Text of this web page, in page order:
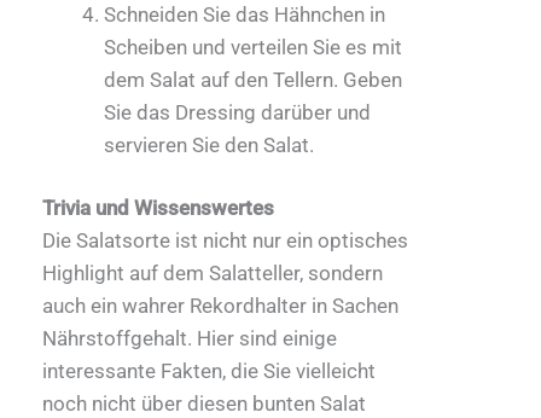
Schneiden Sie das Hähnchen in
Scheiben und verteilen Sie es mit
dem Salat auf den Tellern. Geben
Sie das Dressing darüber und
servieren Sie den Salat.
Trivia und Wissenswertes
Die Salatsorte ist nicht nur ein optisches
Highlight auf dem Salatteller, sondern
auch ein wahrer Rekordhalter in Sachen
Nährstoffgehalt. Hier sind einige
interessante Fakten, die Sie vielleicht
noch nicht über diesen bunten Salat